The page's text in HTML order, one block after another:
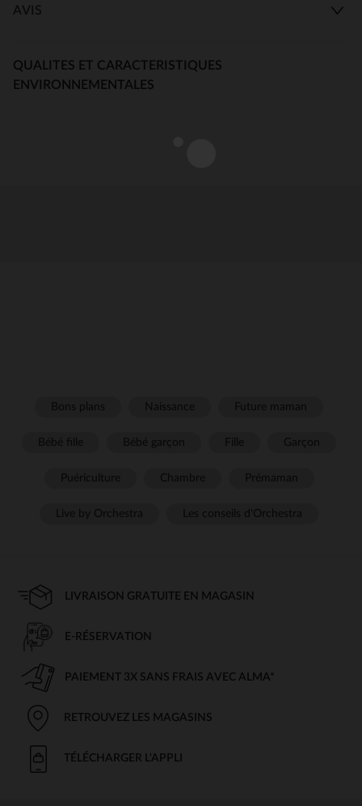
AVIS
QUALITES ET CARACTERISTIQUES
ENVIRONNEMENTALES
LIVRAISON GRATUITE EN MAGASIN
E-RÉSERVATION
PAIEMENT 3X SANS FRAIS AVEC ALMA*
RETROUVEZ LES MAGASINS
TÉLÉCHARGER L'APPLI